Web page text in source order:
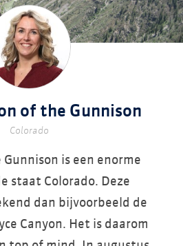
of the Gunnison
Colorado
Gunnison is een enorme
staat Colorado. Deze
dan bijvoorbeeld de
Canyon. Het is daarom